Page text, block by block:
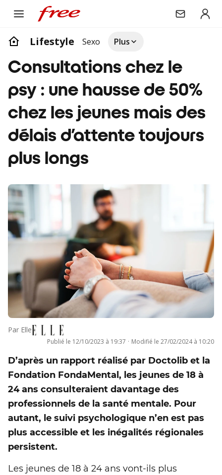
Lifestyle Sexo Plus
Consultations chez le
psy : une hausse de 50%
chez les jeunes mais des
délais d’attente toujours
plus longs
Par Elle
Publié le 12/10/2023 à 19:37 · Modifié le 27/02/2024 à 10:20
D’après un rapport réalisé par Doctolib et la
Fondation FondaMental, les jeunes de 18 à
24 ans consulteraient davantage des
professionnels de la santé mentale. Pour
autant, le suivi psychologique n’en est pas
plus accessible et les inégalités régionales
persistent.
Les jeunes de 18 à 24 ans vont-ils plus